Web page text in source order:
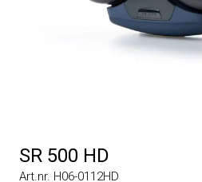
SR 500 HD
Art.nr. H06-0112HD